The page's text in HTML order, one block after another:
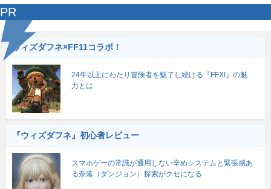
PR
ウィズダフネ×FF11コラボ！
24年以上にわたり冒険者を魅了し続ける『FFXI』の魅
力とは
『ウィズダフネ』初心者レビュー
スマホゲーの常識が通用しない辛めシステムと緊張感あ
る奈落（ダンジョン）探索がクセになる